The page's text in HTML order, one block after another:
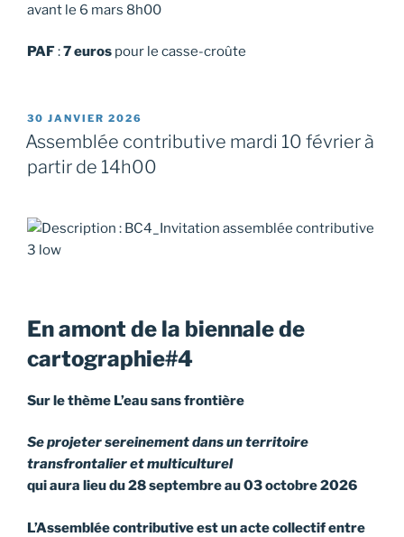
avant le 6 mars 8h00
PAF:7 euros pour le casse-croûte
PUBLIÉ
LE
30 JANVIER 2026
Assemblée contributive mardi 10 février à
partir de 14h00
En amont de la biennale de
cartographie#4
Sur le thème L’eau sans frontière
Se projeter sereinement dans un territoire
transfrontalier et multiculturel
qui aura lieu du 28 septembre au 03 octobre 2026
L’Assemblée contributive est un acte collectif entre